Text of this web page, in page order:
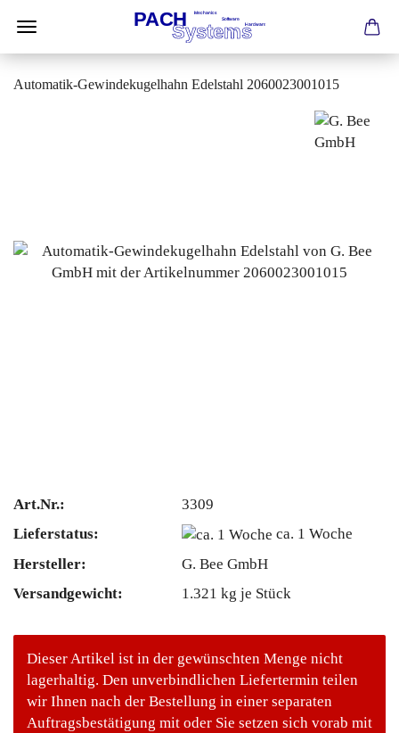
Automatik-Gewindekugelhahn Edelstahl 2060023001015
Art.Nr.:
3309
Lieferstatus:
ca. 1 Woche
Hersteller:
G. Bee GmbH
Versandgewicht:
1.321 kg je Stück
Dieser Artikel ist in der gewünschten Menge nicht
lagerhaltig. Den unverbindlichen Liefertermin teilen
wir Ihnen nach der Bestellung in einer separaten
Auftragsbestätigung mit oder Sie setzen sich vorab mit